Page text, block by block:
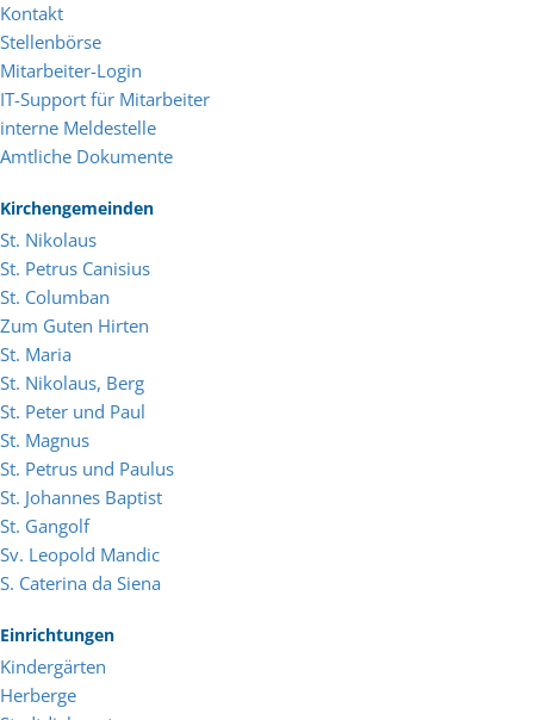
Kontakt
Stellenbörse
Mitarbeiter-Login
IT-Support für Mitarbeiter
interne Meldestelle
Amtliche Dokumente
Kirchengemeinden
St. Nikolaus
St. Petrus Canisius
St. Columban
Zum Guten Hirten
St. Maria
St. Nikolaus, Berg
St. Peter und Paul
St. Magnus
St. Petrus und Paulus
St. Johannes Baptist
St. Gangolf
Sv. Leopold Mandic
S. Caterina da Siena
Einrichtungen
Kindergärten
Herberge